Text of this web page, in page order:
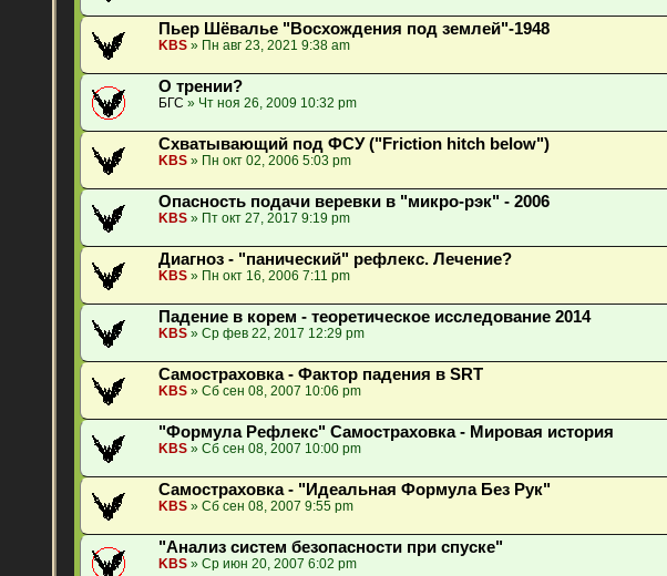
Пьер Шёвалье "Восхождения под землей"-1948
KBS » Пн авг 23, 2021 9:38 am
О трении?
БГС » Чт ноя 26, 2009 10:32 pm
Схватывающий под ФСУ ("Friction hitch below")
KBS » Пн окт 02, 2006 5:03 pm
Опасность подачи веревки в "микро-рэк" - 2006
KBS » Пт окт 27, 2017 9:19 pm
Диагноз - "панический" рефлекс. Лечение?
KBS » Пн окт 16, 2006 7:11 pm
Падение в корем - теоретическое исследование 2014
KBS » Ср фев 22, 2017 12:29 pm
Самостраховка - Фактор падения в SRT
KBS » Сб сен 08, 2007 10:06 pm
"Формула Рефлекс" Самостраховка - Мировая история
KBS » Сб сен 08, 2007 10:00 pm
Самостраховка - "Идеальная Формула Без Рук"
KBS » Сб сен 08, 2007 9:55 pm
"Анализ систем безопасности при спуске"
KBS » Ср июн 20, 2007 6:02 pm